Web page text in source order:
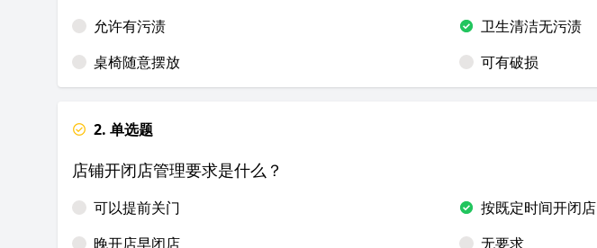
允许有污渍
卫生清洁无污渍
桌椅随意摆放
可有破损
2. 单选题
店铺开闭店管理要求是什么？
可以提前关门
按既定时间开闭店
晚开店早闭店
无要求